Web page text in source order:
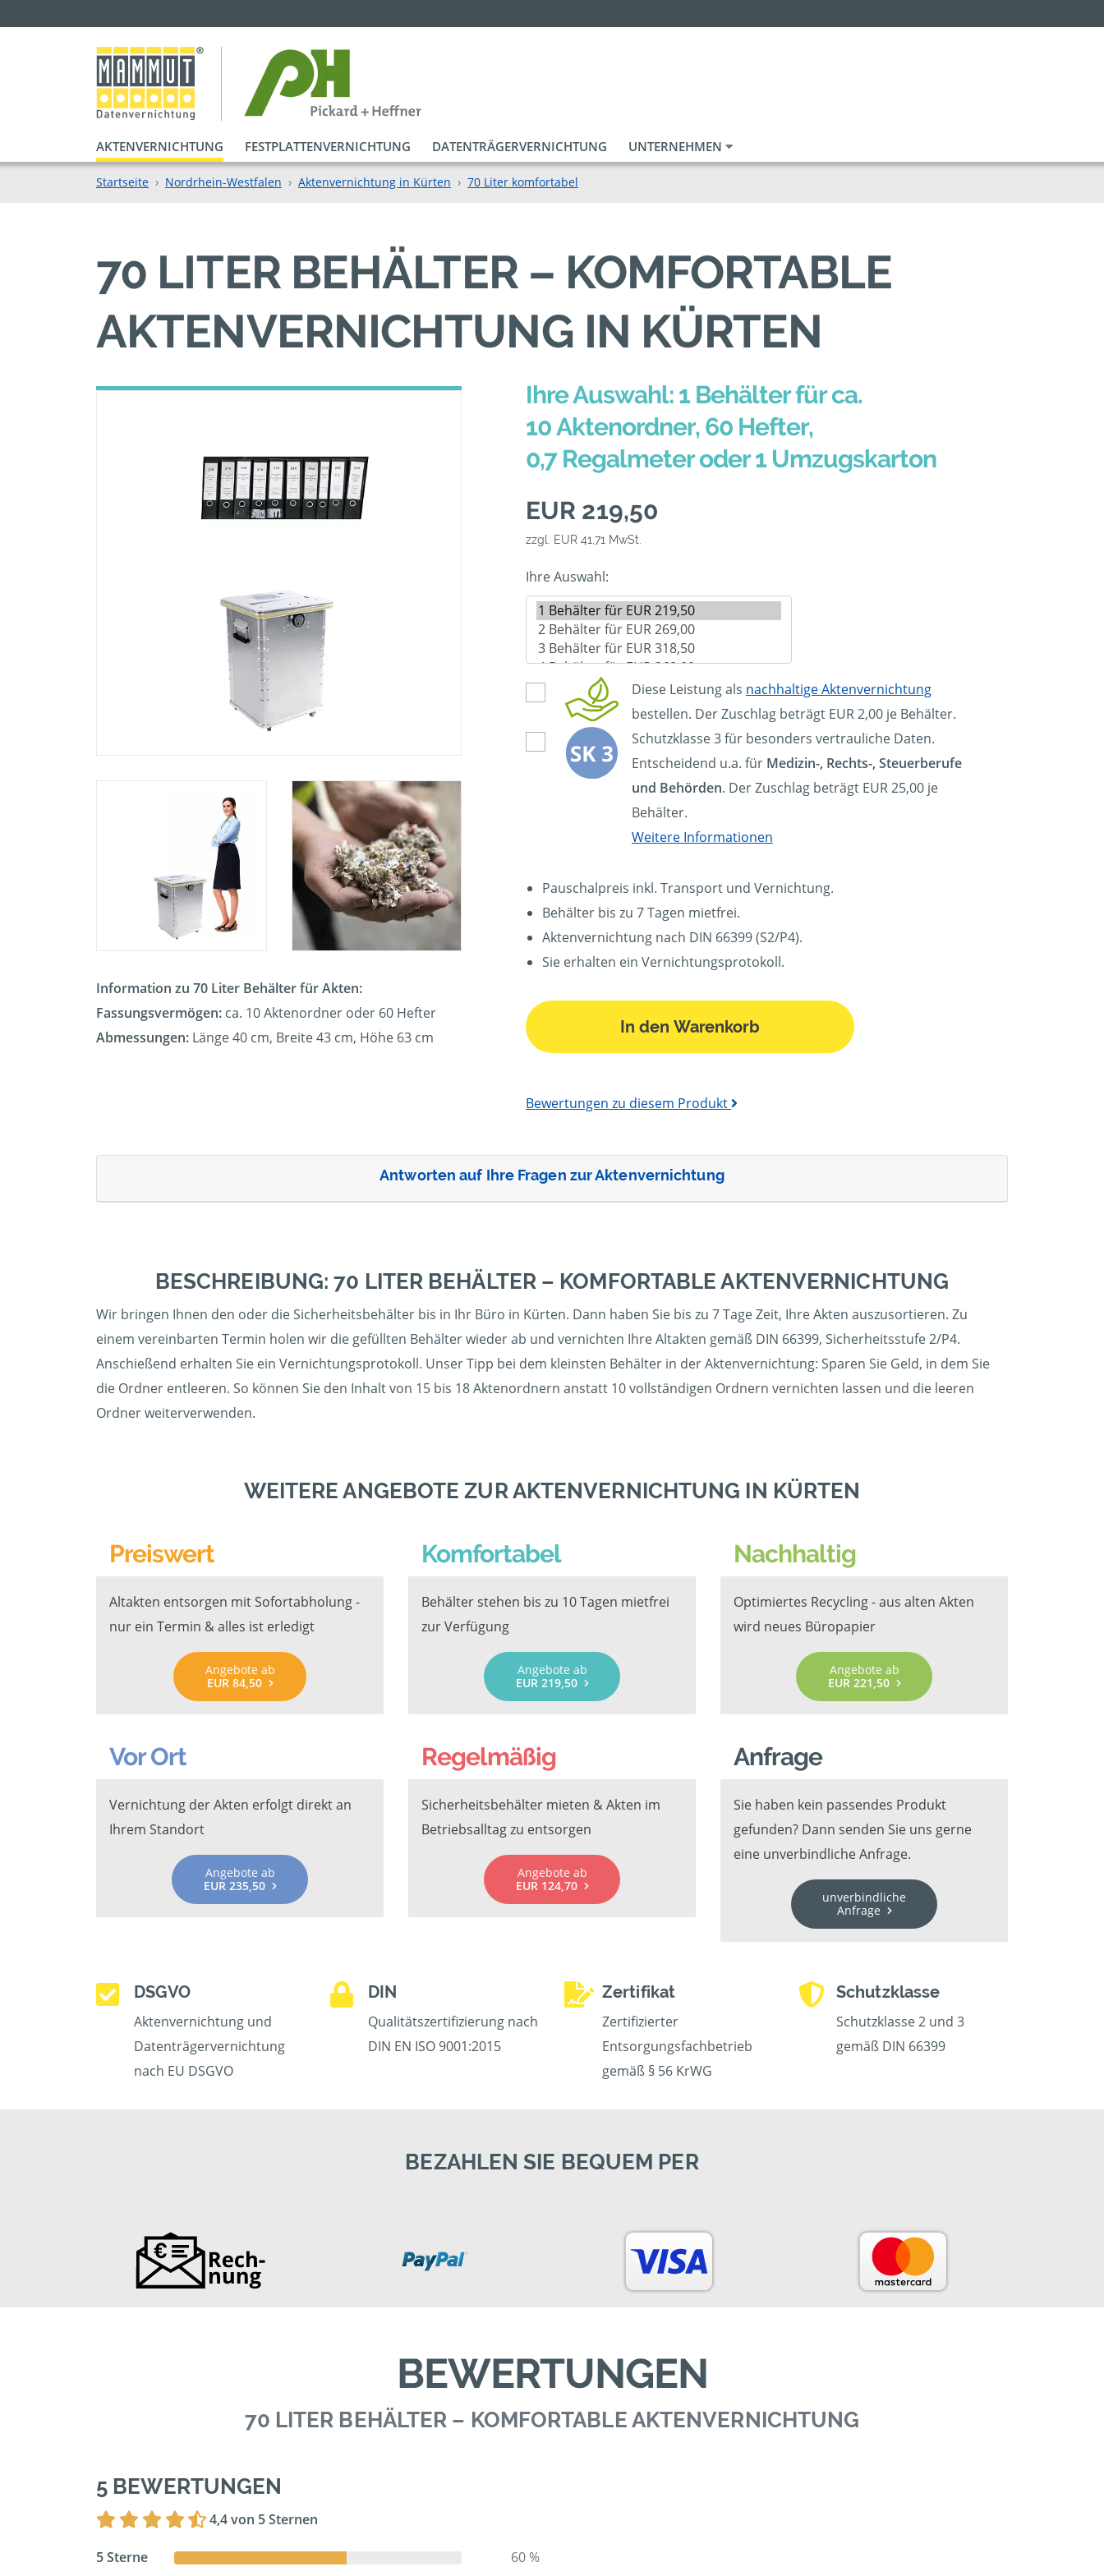
AKTENVERNICHTUNG FESTPLATTENVERNICHTUNG DATENTRÄGERVERNICHTUNG UNTERNEHMEN
Startseite Nordrhein-Westfalen Aktenvernichtung in Kürten 70 Liter komfortabel
70 LITER BEHÄLTER – KOMFORTABLE
AKTENVERNICHTUNG IN KÜRTEN
Information zu 70 Liter Behälter für Akten:
Fassungsvermögen: ca. 10 Aktenordner oder 60 Hefter
Abmessungen: Länge 40 cm, Breite 43 cm, Höhe 63 cm
Ihre Auswahl: 1 Behälter für ca.
10 Aktenordner, 60 Hefter,
0,7 Regalmeter oder 1 Umzugskarton
EUR 219,50
zzgl. EUR 41,71 MwSt.
Ihre Auswahl:
Diese Leistung als nachhaltige Aktenvernichtung
bestellen. Der Zuschlag beträgt EUR 2,00 je Behälter.
Schutzklasse 3 für besonders vertrauliche Daten.
Entscheidend u.a. für Medizin-, Rechts-, Steuerberufe
und Behörden. Der Zuschlag beträgt EUR 25,00 je
Behälter.
Weitere Informationen
Pauschalpreis inkl. Transport und Vernichtung.
Behälter bis zu 7 Tagen mietfrei.
Aktenvernichtung nach DIN 66399 (S2/P4).
Sie erhalten ein Vernichtungsprotokoll.
In den Warenkorb
Bewertungen zu diesem Produkt
Antworten auf Ihre Fragen zur Aktenvernichtung
BESCHREIBUNG: 70 LITER BEHÄLTER – KOMFORTABLE AKTENVERNICHTUNG
Wir bringen Ihnen den oder die Sicherheitsbehälter bis in Ihr Büro in Kürten. Dann haben Sie bis zu 7 Tage Zeit, Ihre Akten auszusortieren. Zu
einem vereinbarten Termin holen wir die gefüllten Behälter wieder ab und vernichten Ihre Altakten gemäß DIN 66399, Sicherheitsstufe 2/P4.
Anschießend erhalten Sie ein Vernichtungsprotokoll. Unser Tipp bei dem kleinsten Behälter in der Aktenvernichtung: Sparen Sie Geld, in dem Sie
die Ordner entleeren. So können Sie den Inhalt von 15 bis 18 Aktenordnern anstatt 10 vollständigen Ordnern vernichten lassen und die leeren
Ordner weiterverwenden.
WEITERE ANGEBOTE ZUR AKTENVERNICHTUNG IN KÜRTEN
Preiswert
Altakten entsorgen mit Sofortabholung -
nur ein Termin & alles ist erledigt
Angebote ab
EUR 84,50
Komfortabel
Behälter stehen bis zu 10 Tagen mietfrei
zur Verfügung
Angebote ab
EUR 219,50
Nachhaltig
Optimiertes Recycling - aus alten Akten
wird neues Büropapier
Angebote ab
EUR 221,50
Vor Ort
Vernichtung der Akten erfolgt direkt an
Ihrem Standort
Angebote ab
EUR 235,50
Regelmäßig
Sicherheitsbehälter mieten & Akten im
Betriebsalltag zu entsorgen
Angebote ab
EUR 124,70
Anfrage
Sie haben kein passendes Produkt
gefunden? Dann senden Sie uns gerne
eine unverbindliche Anfrage.
unverbindliche
Anfrage
DSGVO
Aktenvernichtung und
Datenträgervernichtung
nach EU DSGVO
DIN
Qualitätszertifizierung nach
DIN EN ISO 9001:2015
Zertifikat
Zertifizierter
Entsorgungsfachbetrieb
gemäß § 56 KrWG
Schutzklasse
Schutzklasse 2 und 3
gemäß DIN 66399
BEZAHLEN SIE BEQUEM PER
BEWERTUNGEN
70 LITER BEHÄLTER – KOMFORTABLE AKTENVERNICHTUNG
5 BEWERTUNGEN
4,4 von 5 Sternen
5 Sterne
60 %